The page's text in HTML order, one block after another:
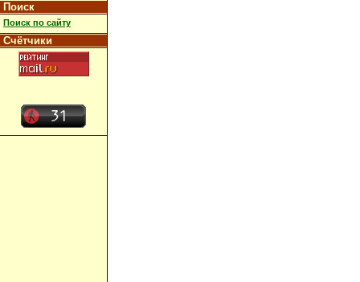
Поиск
Поиск по сайту
Счётчики